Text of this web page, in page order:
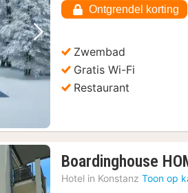
Volgende foto
Ontgrendel korting
Zwembad
Gratis Wi-Fi
Restaurant
Boardinghouse
Hotel in Konstanz Toon op